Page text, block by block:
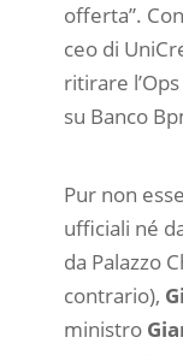
offerta”.
ceo di
ritirare
su Banco
Pur non
ufficiali né
da Palazzo
contrario),
ministro